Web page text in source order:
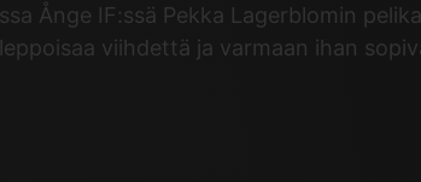
Ånge IF:ssä Pekka Lagerblomin
viihdettä ja varmaan ihan